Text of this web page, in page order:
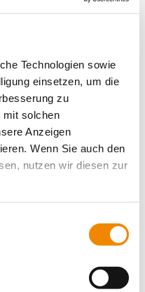
Technologien sowie
einsetzen, um die
zu
mit solchen
Anzeigen
Wenn Sie auch den
nutzen wir diesen zur
Adresse und
Daten von anderen
mitunter auch, wenn Sie
Geräte verwenden,
fwd-bbnound sende
gern unseren
Bewerbung!